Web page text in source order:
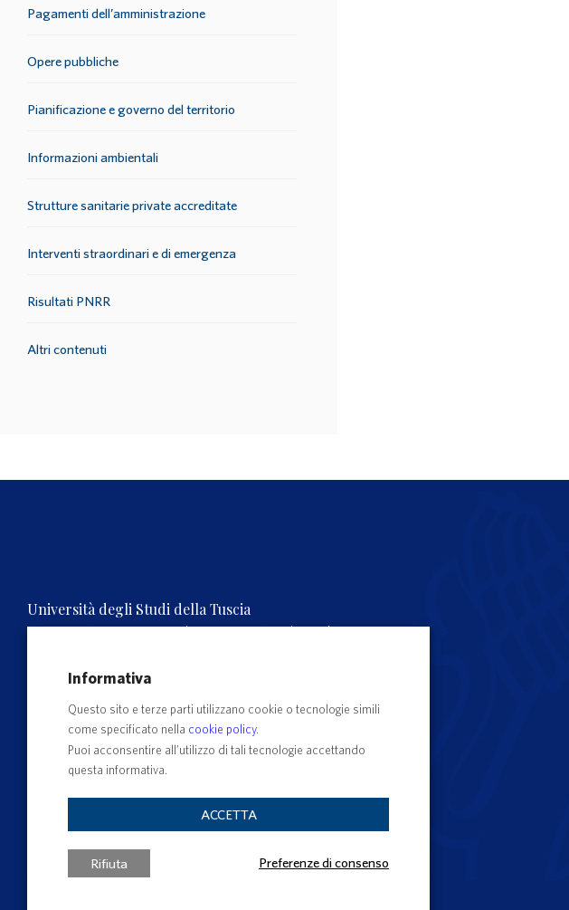
Pagamenti dell’amministrazione
Opere pubbliche
Pianificazione e governo del territorio
Informazioni ambientali
Strutture sanitarie private accreditate
Interventi straordinari e di emergenza
Risultati PNRR
Altri contenuti
Università degli Studi della Tuscia
Rettorato, Via S.M. in Gradi n.4, 01100 Viterbo, ITALY.
C.F. 80029030568 – P.IVA 00575560560
Informativa
Questo sito e terze parti utilizzano cookie o tecnologie simili
come specificato nella cookie policy.
Puoi acconsentire all’utilizzo di tali tecnologie accettando
questa informativa.
ACCETTA
Rifiuta Preferenze di consenso